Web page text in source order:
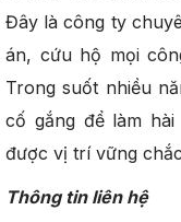
Đây là công ty
án, cứu hộ mọi
Trong suốt nhiều
cố gắng để làm
được vị trí vững
Thông tin liên hệ